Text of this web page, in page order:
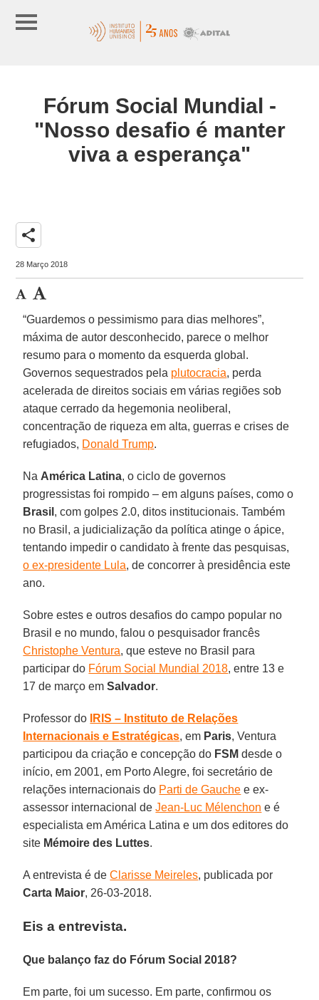
Fórum Social Mundial -
"Nosso desafio é manter
viva a esperança"
share
28 Março 2018
“Guardemos o pessimismo para dias melhores”,
máxima de autor desconhecido, parece o melhor
resumo para o momento da esquerda global.
Governos sequestrados pela plutocracia, perda
acelerada de direitos sociais em várias regiões sob
ataque cerrado da hegemonia neoliberal,
concentração de riqueza em alta, guerras e crises de
refugiados, Donald Trump.
Na América Latina, o ciclo de governos
progressistas foi rompido – em alguns países, como o
Brasil , com golpes 2.0, ditos institucionais. Também
no Brasil, a judicialização da política atinge o ápice,
tentando impedir o candidato à frente das pesquisas,
o ex-presidente Lula, de concorrer à presidência este
ano.
Sobre estes e outros desafios do campo popular no
Brasil e no mundo, falou o pesquisador francês
Christophe Ventura, que esteve no Brasil para
participar do Fórum Social Mundial 2018, entre 13 e
17 de março emSalvador.
Professor do
IRIS – Instituto de Relações
Internacionais e Estratégicas, em Paris, Ventura
participou da criação e concepção do FSM desde o
início, em 2001, em Porto Alegre, foi secretário de
relações internacionais do Parti de Gauche e ex-
assessor internacional deJean-Luc Mélenchon e é
especialista em América Latina e um dos editores do
site Mémoire des Luttes.
A entrevista é deClarisse Meireles, publicada por
Carta Maior, 26-03-2018.
Eis a entrevista.
Que balanço faz do Fórum Social 2018?
Em parte, foi um sucesso. Em parte, confirmou os